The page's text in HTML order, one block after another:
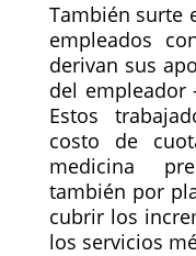
También surte
empleados
derivan sus
del empleador
Estos
costo de
medicina
también por
cubrir los
los servicios